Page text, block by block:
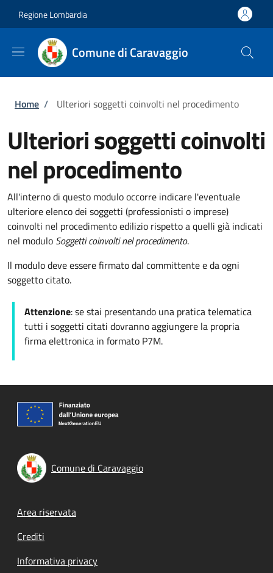
Regione Lombardia
Comune di Caravaggio
Briciole di pane
Home / Ulteriori soggetti coinvolti nel procedimento
Ulteriori soggetti coinvolti
nel procedimento
All'interno di questo modulo occorre indicare l'eventuale
ulteriore elenco dei soggetti (professionisti o imprese)
coinvolti nel procedimento edilizio rispetto a quelli già indicati
nel modulo Soggetti coinvolti nel procedimento.
Il modulo deve essere firmato dal committente e da ogni
soggetto citato.
Attenzione: se stai presentando una pratica telematica
tutti i soggetti citati dovranno aggiungere la propria
firma elettronica in formato P7M.
Comune di Caravaggio
Footer menu
Area riservata
Crediti
Informativa privacy